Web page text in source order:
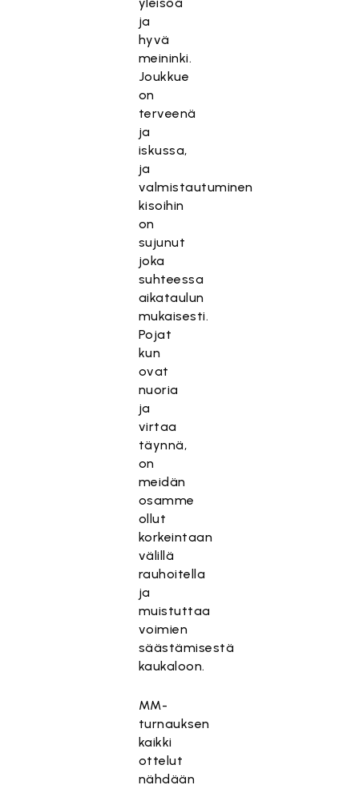
ja
hyvä
meininki.
Joukkue
on
terveenä
ja
iskussa,
ja
valmistautuminen
kisoihin
on
sujunut
joka
suhteessa
aikataulun
mukaisesti.
Pojat
kun
ovat
nuoria
ja
virtaa
täynnä,
on
meidän
osamme
ollut
korkeintaan
välillä
rauhoitella
ja
muistuttaa
voimien
säästämisestä
kaukaloon.
MM-
turnauksen
kaikki
ottelut
nähdään